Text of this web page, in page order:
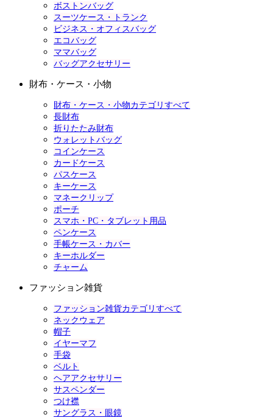
ボストンバッグ
スーツケース・トランク
ビジネス・オフィスバッグ
エコバッグ
ママバッグ
バッグアクセサリー
財布・ケース・小物
財布・ケース・小物カテゴリすべて
長財布
折りたたみ財布
ウォレットバッグ
コインケース
カードケース
パスケース
キーケース
マネークリップ
ポーチ
スマホ・PC・タブレット用品
ペンケース
手帳ケース・カバー
キーホルダー
チャーム
ファッション雑貨
ファッション雑貨カテゴリすべて
ネックウェア
帽子
イヤーマフ
手袋
ベルト
ヘアアクセサリー
サスペンダー
つけ襟
サングラス・眼鏡